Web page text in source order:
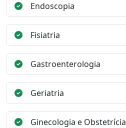
Endoscopia
Fisiatria
Gastroenterologia
Geriatria
Ginecologia e Obstetrícia